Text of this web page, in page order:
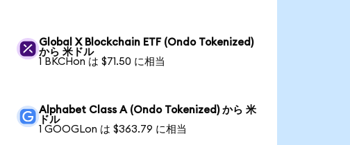
Global X Blockchain ETF (Ondo Tokenized)
から 米ドル
1 BKCHon は $71.50 に相当
Alphabet Class A (Ondo Tokenized) から 米
ドル
1 GOOGLon は $363.79 に相当